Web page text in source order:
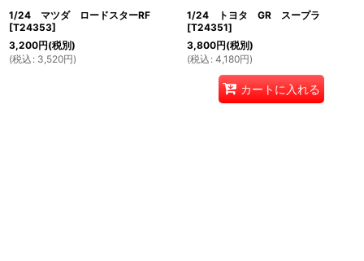
1/24 マツダ ロードスターRF
[T24353]
3,200円(税別)
(税込 : 3,520円)
1/24 トヨタ GR スープラ
[T24351]
3,800円(税別)
(税込 : 4,180円)
カートに入れる